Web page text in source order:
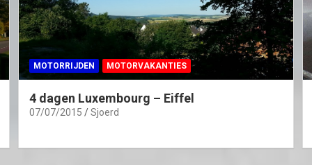
MOTORRIJDEN MOTORVAKANTIES
4 dagen Luxembourg – Eiffel
07/07/2015 Sjoerd